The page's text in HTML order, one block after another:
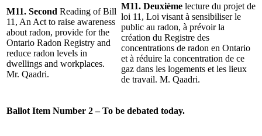
M11. Second Reading of Bill
11, An Act to raise awareness
about radon, provide for the
Ontario Radon Registry and
reduce radon levels in
dwellings and workplaces.
Mr. Qaadri.
M11. Deuxième lecture du projet de
loi 11, Loi visant à sensibiliser le
public au radon, à prévoir la
création du Registre des
concentrations de radon en Ontario
et à réduire la concentration de ce
gaz dans les logements et les lieux
de travail. M. Qaadri.
Ballot Item Number 2 – To be debated today.